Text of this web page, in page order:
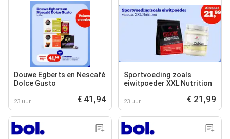
Douwe Egberts en Nescafé
Dolce Gusto
23 uur € 41,94
Sportvoeding zoals
eiwitpoeder XXL Nutrition
23 uur € 21,99